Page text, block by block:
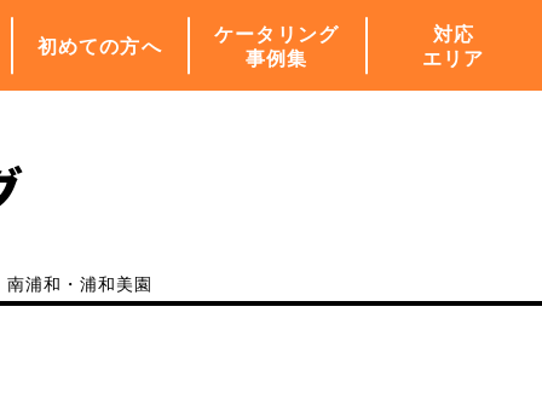
初めての方へ
ケータリング
事例集
対応
エリア
浦和・浦和美園